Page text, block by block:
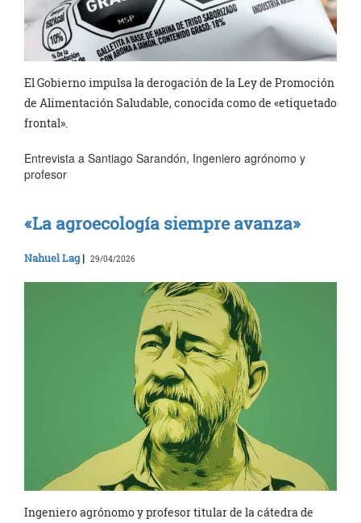
El Gobierno impulsa la derogación de la Ley de Promoción
de Alimentación Saludable, conocida como de «etiquetado
frontal».
Entrevista a Santiago Sarandón, Ingeniero agrónomo y
profesor
«La agroecología siempre avanza»
Nahuel Lag | 29/04/2026
Ingeniero agrónomo y profesor titular de la cátedra de